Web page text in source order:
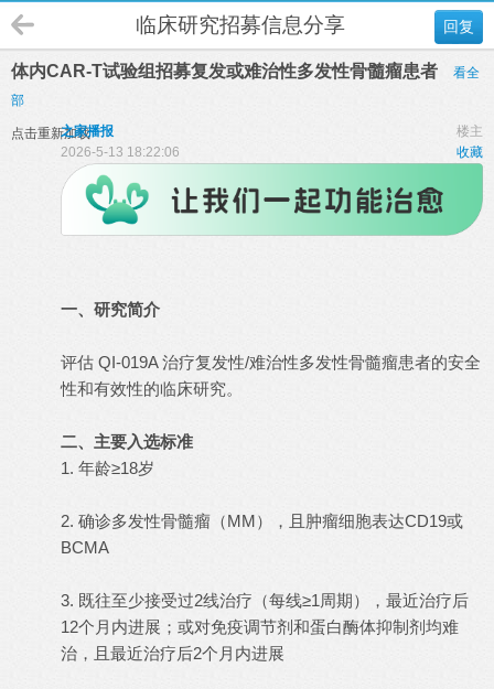
回复
临床研究招募信息分享
体内CAR-T试验组招募复发或难治性多发性骨髓瘤患者
看全
部
点击重新加载 楼主
之家播报
收藏
2026-5-13 18:22:06
一、研究简介
评估 QI-019A 治疗复发性/难治性多发性骨髓瘤患者的安全
性和有效性的临床研究。
二、主要入选标准
1. 年龄≥18岁
2. 确诊多发性骨髓瘤（MM），且肿瘤细胞表达CD19或
BCMA
3. 既往至少接受过2线治疗（每线≥1周期），最近治疗后
12个月内进展；或对免疫调节剂和蛋白酶体抑制剂均难
治，且最近治疗后2个月内进展